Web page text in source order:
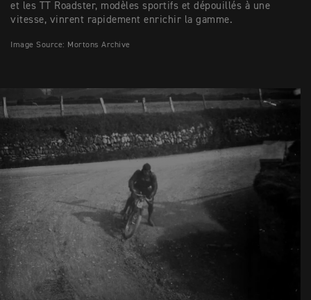
et les TT Roadster, modèles sportifs et dépouillés à une
vitesse, vinrent rapidement enrichir la gamme.
Image Source: Mortons Archive